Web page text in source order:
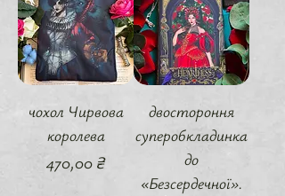
чохол Чирвова
королева
Ціна
470,00 ₴
двостороння
суперобкладинка
до
«Безсердечної».